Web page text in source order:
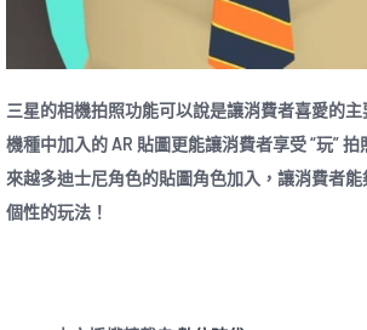
三星的相機拍照功能可以說是讓消費者喜愛的
機種中加入的 AR 貼圖更能讓消費者享受 “玩”
來越多迪士尼角色的貼圖角色加入，讓消費者
個性的玩法！